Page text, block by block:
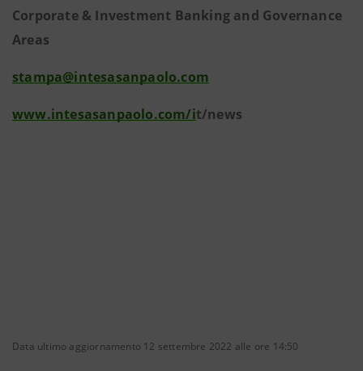
Corporate & Investment Banking and Governance
Areas
stampa@intesasanpaolo.com
www.intesasanpaolo.com/it/news
Data ultimo aggiornamento 12 settembre 2022 alle ore 14:50